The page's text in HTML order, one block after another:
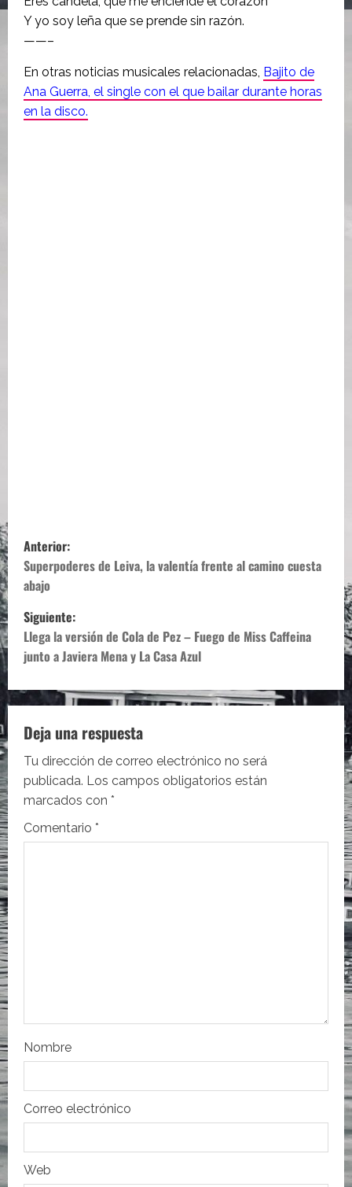
Y yo soy leña que se prende sin razón.
——–
En otras noticias musicales relacionadas, Bajito de
Ana Guerra, el single con el que bailar durante horas
en la disco.
N
a
v
e
g
a
c
i
ó
n
r
a
d
a
s
Anterior:
Superpoderes de Leiva, la valentía frente al camino cuesta
abajo
Siguiente:
Llega la versión de Cola de Pez – Fuego de Miss Caffeina
junto a Javiera Mena y La Casa Azul
Deja una respuesta
Tu dirección de correo electrónico no será
publicada. Los campos obligatorios están
marcados con *
Comentario *
Nombre
Correo electrónico
Web